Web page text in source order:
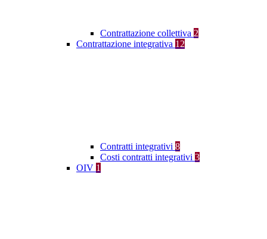
Contrattazione collettiva 2
Contrattazione integrativa 12
Contratti integrativi 8
Costi contratti integrativi 3
OIV 1